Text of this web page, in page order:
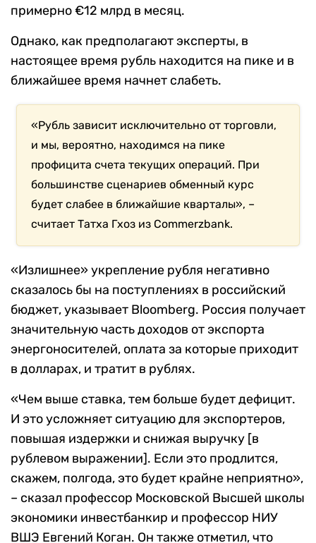
примерно €12 млрд в месяц.
Однако, как предполагают эксперты, в
настоящее время рубль находится на пике и в
ближайшее время начнет слабеть.
«Рубль зависит исключительно от торговли,
и мы, вероятно, находимся на пике
профицита счета текущих операций. При
большинстве сценариев обменный курс
будет слабее в ближайшие кварталы», –
считает Татха Гхоз из Commerzbank.
«Излишнее» укрепление рубля негативно
сказалось бы на поступлениях в российский
бюджет, указывает Bloomberg. Россия получает
значительную часть доходов от экспорта
энергоносителей, оплата за которые приходит
в долларах, и тратит в рублях.
«Чем выше ставка, тем больше будет дефицит.
И это усложняет ситуацию для экспортеров,
повышая издержки и снижая выручку [в
рублевом выражении]. Если это продлится,
скажем, полгода, это будет крайне неприятно»,
– сказал профессор Московской Высшей школы
экономики инвестбанкир и профессор НИУ
ВШЭ Евгений Коган. Он также отметил, что